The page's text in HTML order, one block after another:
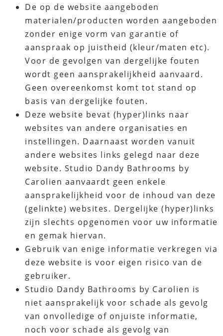
De op de website aangeboden
materialen/producten worden aangeboden
zonder enige vorm van garantie of
aanspraak op juistheid (kleur/maten etc).
Voor de gevolgen van dergelijke fouten
wordt geen aansprakelijkheid aanvaard.
Geen overeenkomst komt tot stand op
basis van dergelijke fouten.
Deze website bevat (hyper)links naar
websites van andere organisaties en
instellingen. Daarnaast worden vanuit
andere websites links gelegd naar deze
website. Studio Dandy Bathrooms by
Carolien aanvaardt geen enkele
aansprakelijkheid voor de inhoud van deze
(gelinkte) websites. Dergelijke (hyper)links
zijn slechts opgenomen voor uw informatie
en gemak hiervan.
Gebruik van enige informatie verkregen via
deze website is voor eigen risico van de
gebruiker.
Studio Dandy Bathrooms by Carolien is
niet aansprakelijk voor schade als gevolg
van onvolledige of onjuiste informatie,
noch voor schade als gevolg van